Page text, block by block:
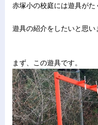
赤塚小の校庭には遊具がた
遊具の紹介をしたいと思い
まず、この遊具です。